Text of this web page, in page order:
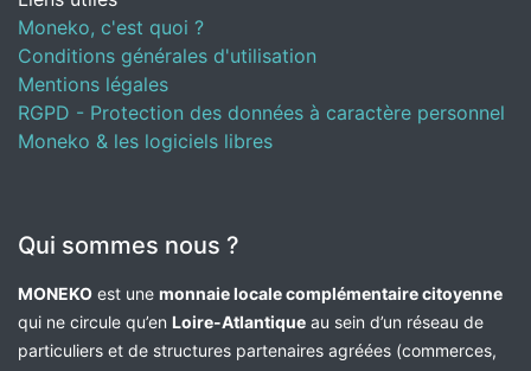
Moneko, c'est quoi ?
Conditions générales d'utilisation
Mentions légales
RGPD - Protection des données à caractère personnel
Moneko & les logiciels libres
Qui sommes nous ?
MONEKO est une monnaie locale complémentaire citoyenne
qui ne circule qu’en Loire-Atlantique au sein d’un réseau de
particuliers et de structures partenaires agréées (commerces,